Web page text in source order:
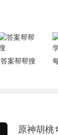
答案帮帮搜
原神胡桃